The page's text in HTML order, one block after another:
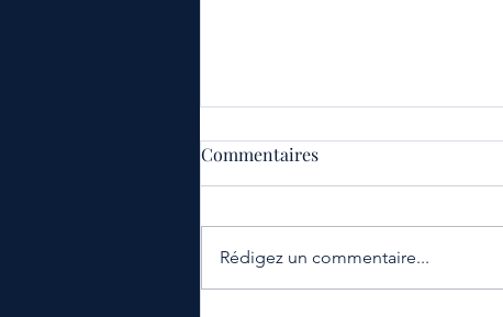
Commentaires
Rédigez un commentaire...